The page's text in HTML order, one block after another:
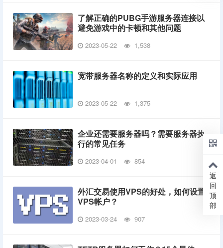
了解正确的PUBG手游服务器连接以
避免游戏中的卡顿和其他问题
2023-05-22 1,538
宽带服务器名称的定义和实际应用
2023-05-22 1,375
企业还需要服务器吗？需要服务器执
行的常见任务
2023-04-01 854
外汇交易使用VPS的好处，如何设置
VPS帐户？
2023-03-24 907
返
回
顶
部